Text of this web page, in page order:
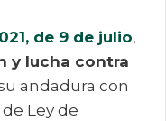
de 9 de julio,
y lucha contra
andadura con
Ley de